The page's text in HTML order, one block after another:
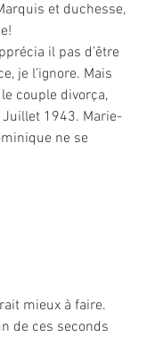
et duchesse,
il pas d’être
je l’ignore. Mais
couple divorça,
1943. Marie-
ne se
mieux à faire.
de ces seconds